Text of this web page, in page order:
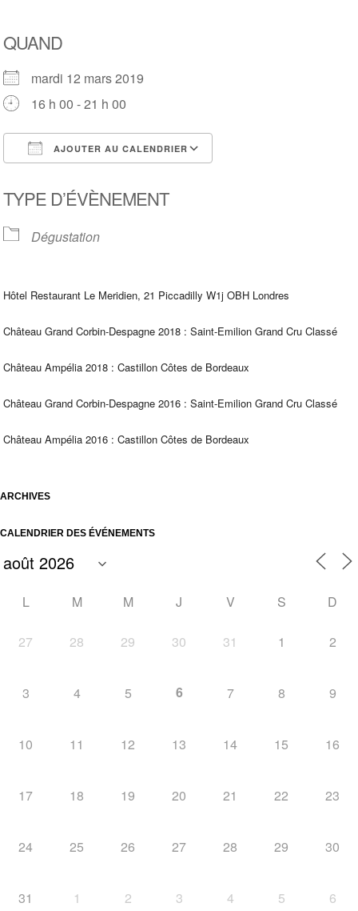
QUAND
mardi 12 mars 2019
16 h 00 - 21 h 00
AJOUTER AU CALENDRIER
TYPE D’ÉVÈNEMENT
Dégustation
Hôtel Restaurant Le Meridien, 21 Piccadilly W1j OBH Londres
Château Grand Corbin-Despagne 2018 : Saint-Emilion Grand Cru Classé
Château Ampélia 2018 : Castillon Côtes de Bordeaux
Château Grand Corbin-Despagne 2016 : Saint-Emilion Grand Cru Classé
Château Ampélia 2016 : Castillon Côtes de Bordeaux
ARCHIVES
CALENDRIER DES ÉVÉNEMENTS
L M M J V S D
27 28 29 30 31 1 2
3 4 5 6 7 8 9
10 11 12 13 14 15 16
17 18 19 20 21 22 23
24 25 26 27 28 29 30
31 1 2 3 4 5 6